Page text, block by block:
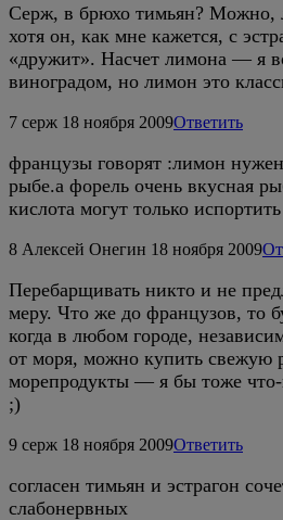
Серж, в брюхо тимьян? Можно,
хотя он, как мне кажется, с
«дружит». Насчет лимона — я
виноградом, но лимон это
7 серж 18 ноября 2009Ответить
французы говорят :лимон
рыбе.а форель очень вкусная
кислота могут только
8 Алексей Онегин 18 ноября 2009
Перебарщивать никто и не
меру. Что же до французов, то
когда в любом городе,
от моря, можно купить свежую
морепродукты — я бы тоже что-
;)
9 серж 18 ноября 2009Ответить
согласен тимьян и эстрагон
слабонервных